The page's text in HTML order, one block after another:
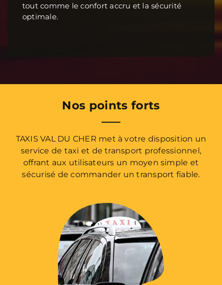
tout comme le confort accru et la sécurité
optimale.
Nos points forts
TAXIS VAL DU CHER met à votre disposition un
service de taxi et de transport professionnel,
offrant aux utilisateurs un moyen simple et
sécurisé de commander un transport fiable.